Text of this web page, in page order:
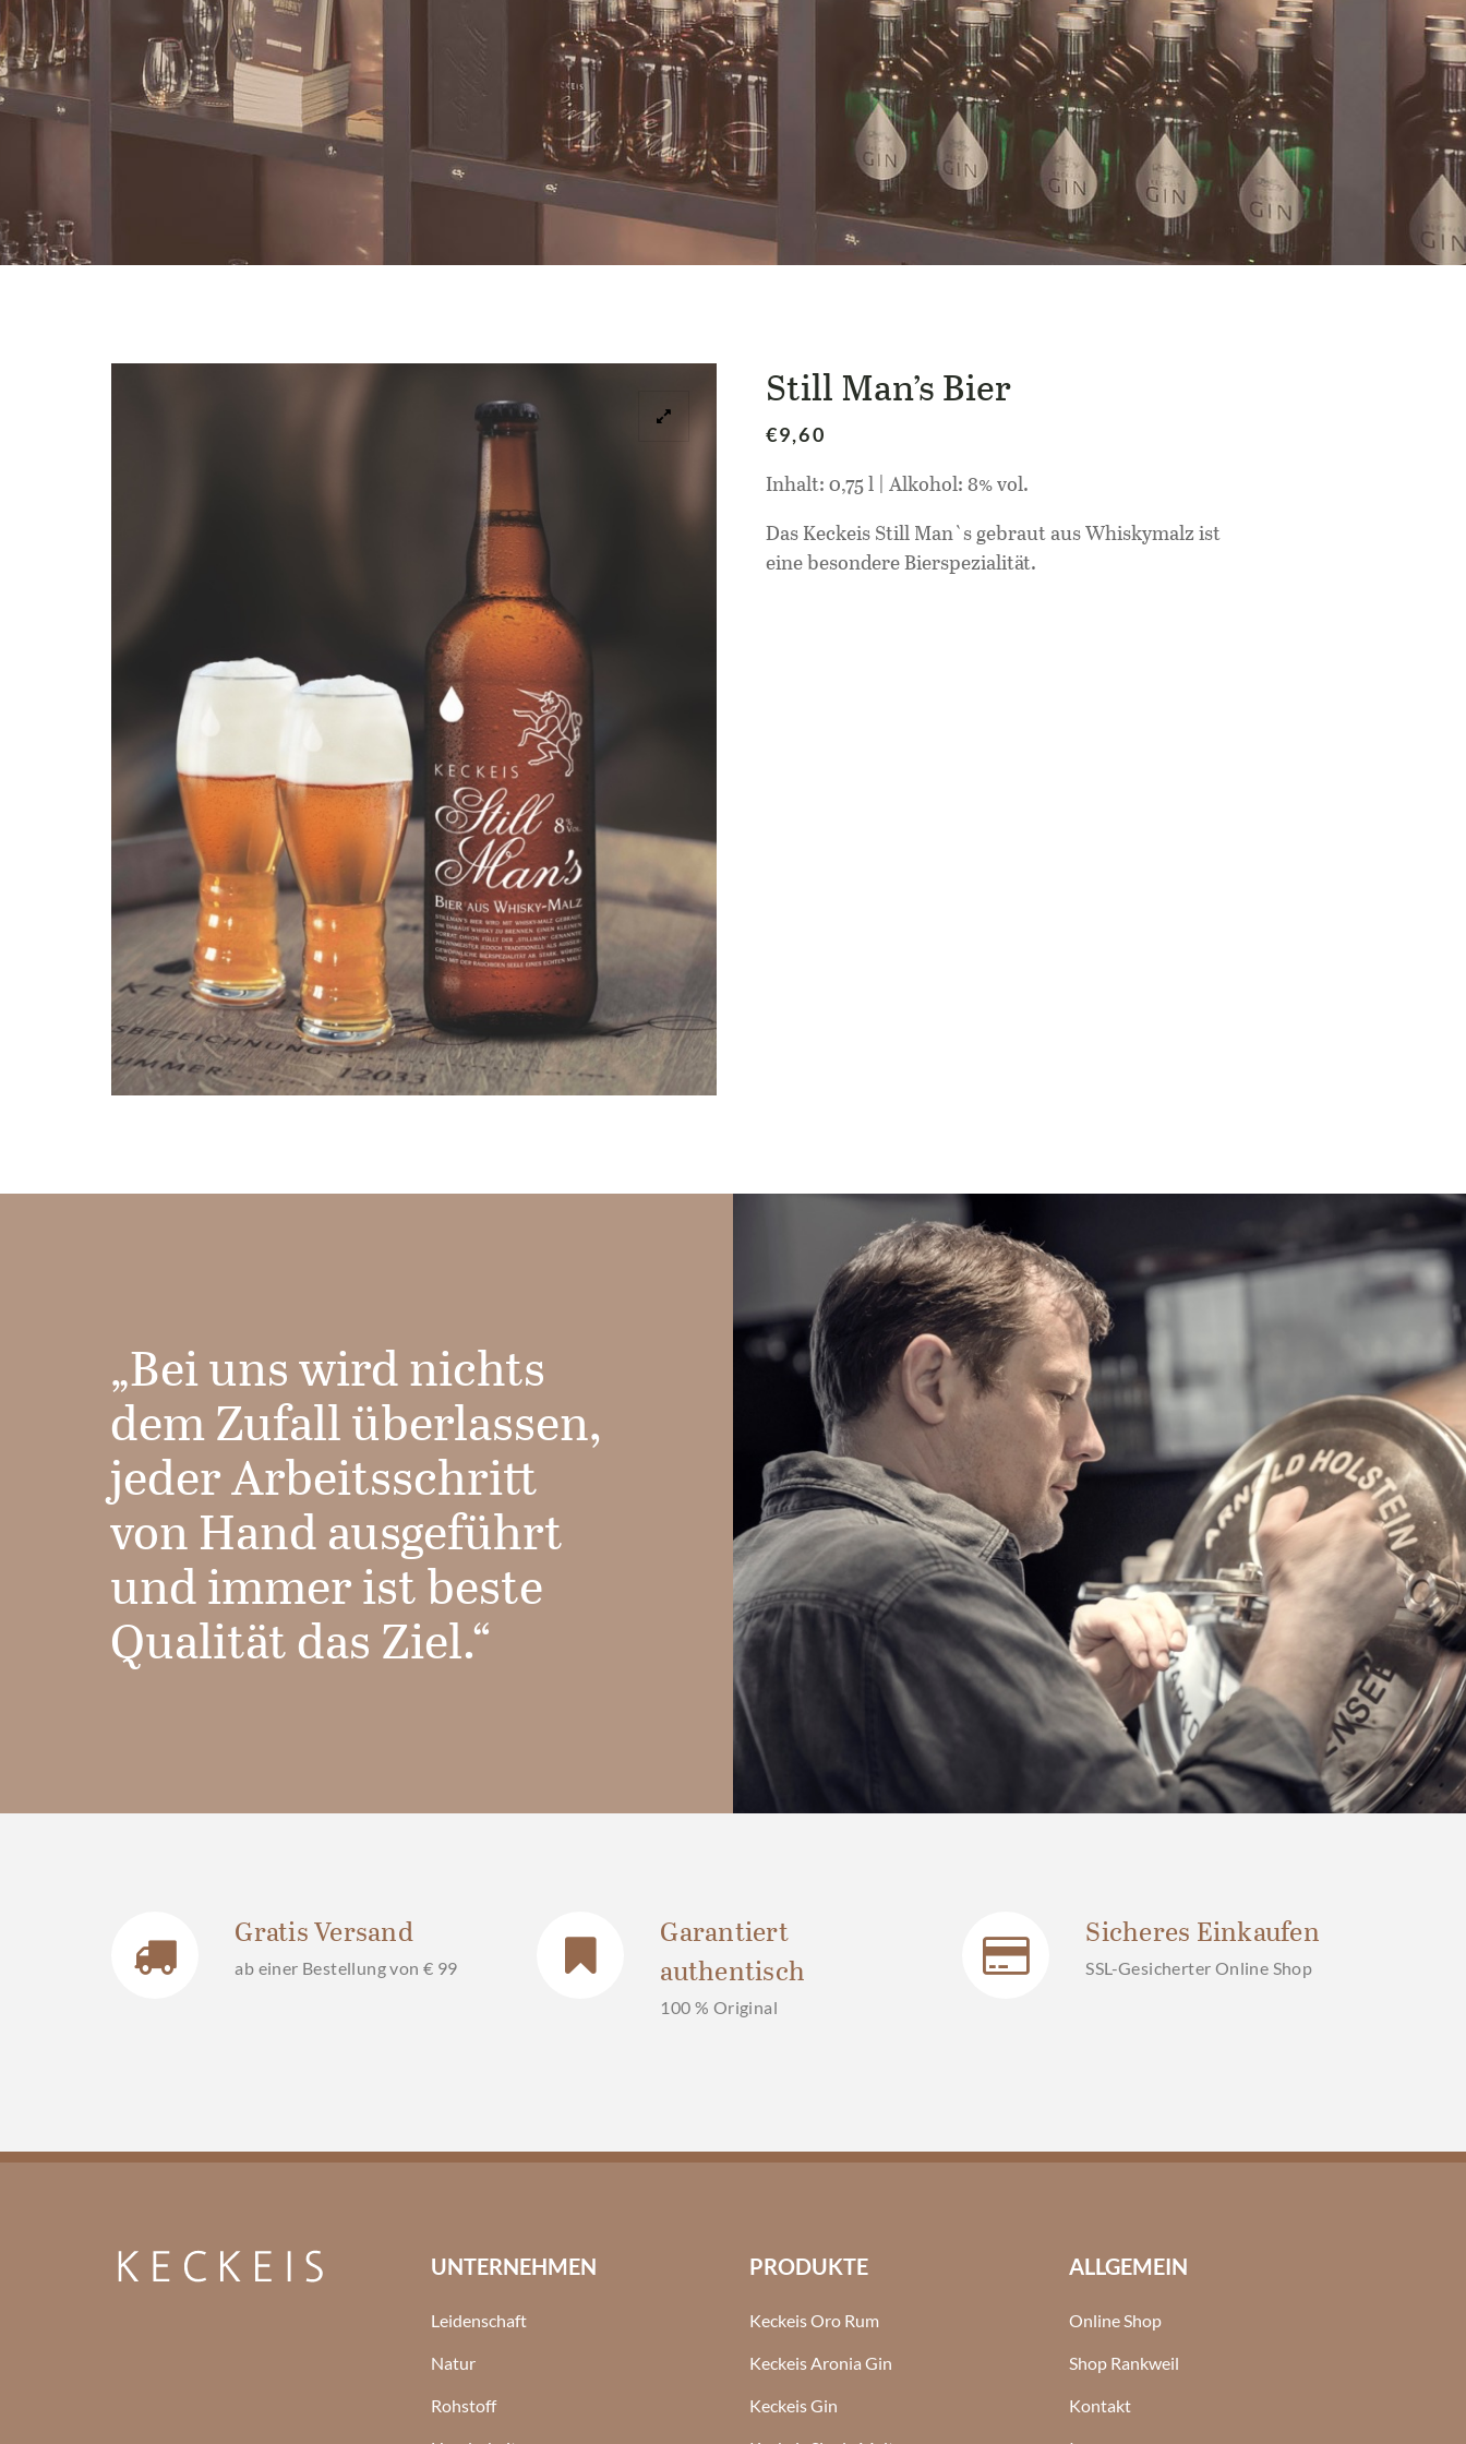
Still Man’s Bier
€9,60
Inhalt: 0,75 l | Alkohol: 8% vol.
Das Keckeis Still Man`s gebraut aus Whiskymalz ist
eine besondere Bierspezialität.
„Bei uns wird nichts
dem Zufall überlassen,
jeder Arbeitsschritt
von Hand ausgeführt
und immer ist beste
Qualität das Ziel.“
Gratis Versand
ab einer Bestellung von € 99
Garantiert
authentisch
100 % Original
Sicheres Einkaufen
SSL-Gesicherter Online Shop
UNTERNEHMEN
Leidenschaft
Natur
Rohstoff
PRODUKTE
Keckeis Oro Rum
Keckeis Aronia Gin
Keckeis Gin
ALLGEMEIN
Online Shop
Shop Rankweil
Kontakt